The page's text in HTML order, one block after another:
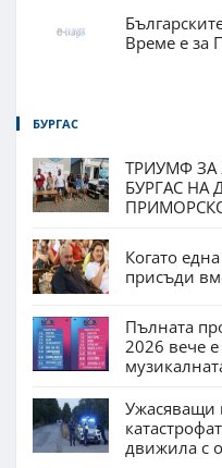
Време е за
БУРГАС
ТРИУМФ ЗА
БУРГАС НА
Когато
присъди
Пълната
2026 вече
Ужасяващи
движила с